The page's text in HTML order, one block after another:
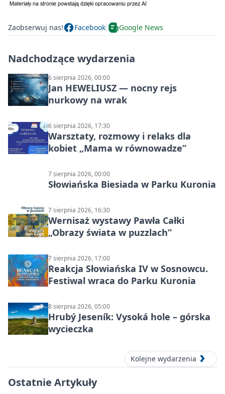
Zaobserwuj nas! Facebook Google News
Nadchodzące wydarzenia
6 sierpnia 2026, 00:00
Jan HEWELIUSZ — nocny rejs
nurkowy na wrak
6 sierpnia 2026, 17:30
Warsztaty, rozmowy i relaks dla
kobiet „Mama w równowadze”
7 sierpnia 2026, 00:00
Słowiańska Biesiada w Parku Kuronia
7 sierpnia 2026, 16:30
Wernisaż wystawy Pawła Całki
„Obrazy świata w puzzlach”
7 sierpnia 2026, 17:00
Reakcja Słowiańska IV w Sosnowcu.
Festiwal wraca do Parku Kuronia
8 sierpnia 2026, 05:00
Hrubý Jeseník: Vysoká hole – górska
wycieczka
Kolejne wydarzenia
Ostatnie Artykuły